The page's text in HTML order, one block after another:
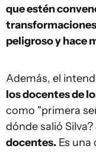
que estén
transformaciones
peligroso y hace
Además, el
los docentes de
como "primera
dónde salió Silva?
docentes. Es